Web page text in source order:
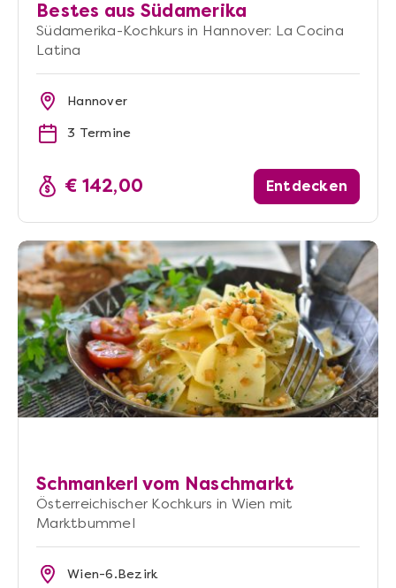
Bestes aus Südamerika
Südamerika-Kochkurs in Hannover: La Cocina
Latina
Hannover
3 Termine
€ 142,00 Entdecken
Schmankerl vom Naschmarkt
Österreichischer Kochkurs in Wien mit
Marktbummel
Wien-6.Bezirk